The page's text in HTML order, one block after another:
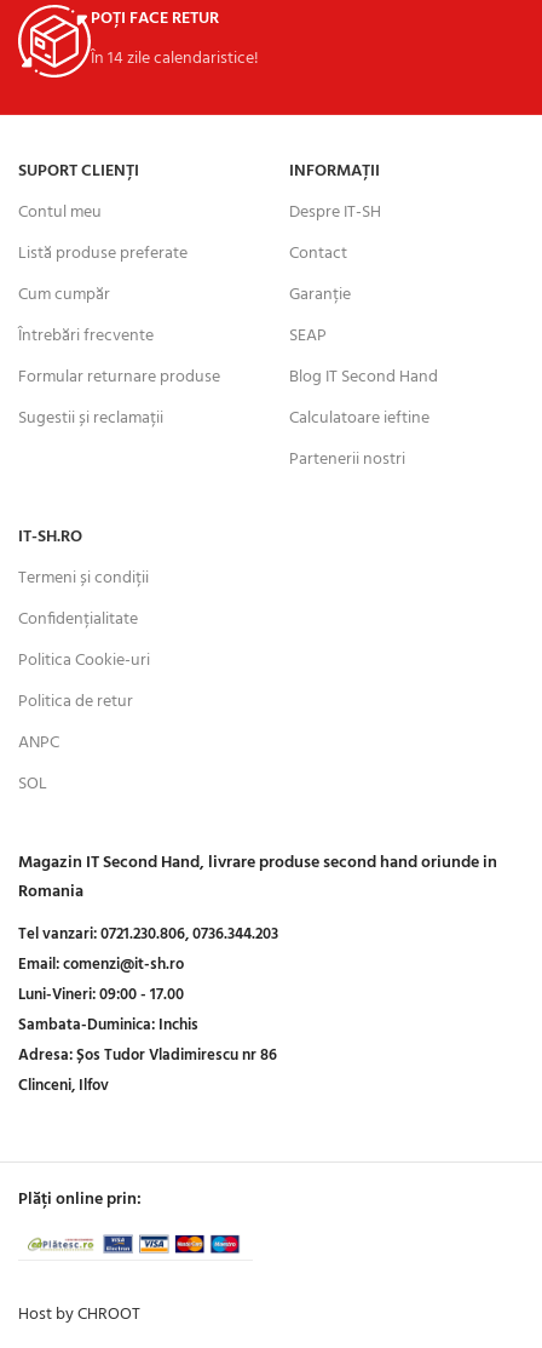
POȚI FACE RETUR
În 14 zile calendaristice!
SUPORT CLIENȚI
Contul meu
Listă produse preferate
Cum cumpăr
Întrebări frecvente
Formular returnare produse
Sugestii și reclamații
INFORMAȚII
Despre IT-SH
Contact
Garanție
SEAP
Blog IT Second Hand
Calculatoare ieftine
Partenerii nostri
IT-SH.RO
Termeni și condiții
Confidențialitate
Politica Cookie-uri
Politica de retur
ANPC
SOL
Magazin IT Second Hand, livrare produse second hand oriunde in
Romania
Tel vanzari:0721.230.806,0736.344.203
Email:comenzi@it-sh.ro
Luni-Vineri:09:00 - 17.00
Sambata-Duminica:Inchis
Adresa:Șos Tudor Vladimirescu nr 86
Clinceni, Ilfov
Plăți online prin:
Host by CHROOT